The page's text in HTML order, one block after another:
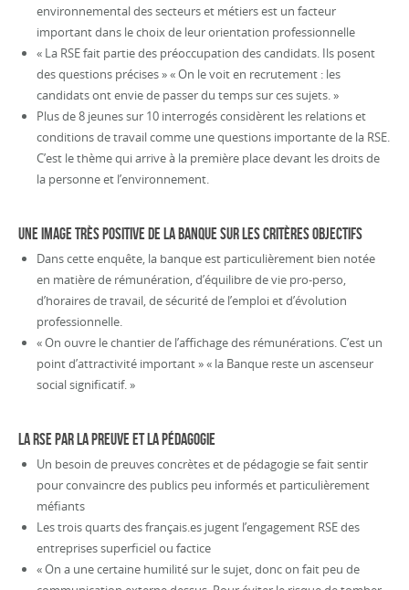
environnemental des secteurs et métiers est un facteur
important dans le choix de leur orientation professionnelle
« La RSE fait partie des préoccupation des candidats. Ils posent
des questions précises » « On le voit en recrutement : les
candidats ont envie de passer du temps sur ces sujets. »
Plus de 8 jeunes sur 10 interrogés considèrent les relations et
conditions de travail comme une questions importante de la RSE.
C’est le thème qui arrive à la première place devant les droits de
la personne et l’environnement.
UNE IMAGE TRÈS POSITIVE DE LA BANQUE SUR LES CRITÈRES OBJECTIFS
Dans cette enquête, la banque est particulièrement bien notée
en matière de rémunération, d’équilibre de vie pro-perso,
d’horaires de travail, de sécurité de l’emploi et d’évolution
professionnelle.
« On ouvre le chantier de l’affichage des rémunérations. C’est un
point d’attractivité important » « la Banque reste un ascenseur
social significatif. »
LA RSE PAR LA PREUVE ET LA PÉDAGOGIE
Un besoin de preuves concrètes et de pédagogie se fait sentir
pour convaincre des publics peu informés et particulièrement
méfiants
Les trois quarts des français.es jugent l’engagement RSE des
entreprises superficiel ou factice
« On a une certaine humilité sur le sujet, donc on fait peu de